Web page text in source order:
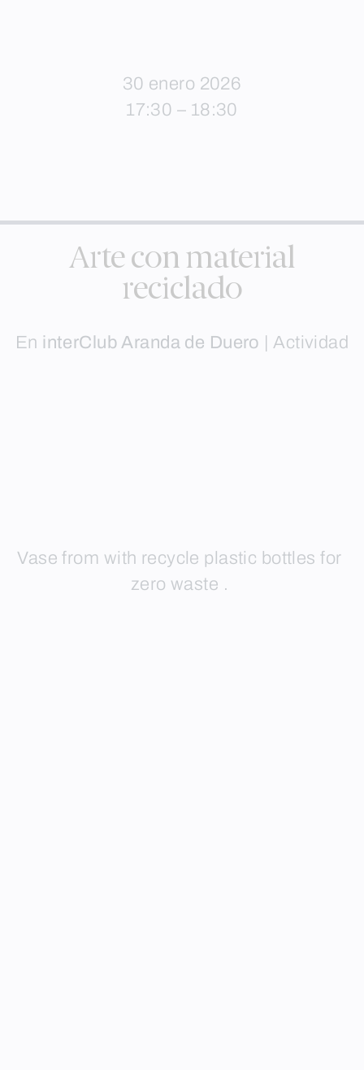
30 enero 2026
17:30 – 18:30
Arte con material
reciclado
En interClub Aranda de Duero |Actividad
Vase from with recycle plastic bottles for
zero waste .